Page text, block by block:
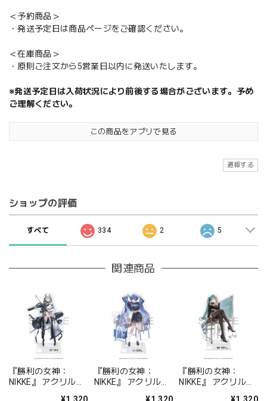
＜予約商品＞
・発送予定日は商品ページをご確認ください。
＜在庫商品＞
・原則ご注文から5営業日以内に発送いたします。
※発送予定日は入荷状況により前後する場合がございます。予め
ご理解ください。
この商品をアプリで見る
通報する
ショップの評価
すべて 334 2 5
関連商品
『勝利の女神：
NIKKE』 アクリルス
¥1,320
『勝利の女神：
NIKKE』 アクリルス
¥1,320
『勝利の女神：
NIKKE』 アクリルス
¥1,320